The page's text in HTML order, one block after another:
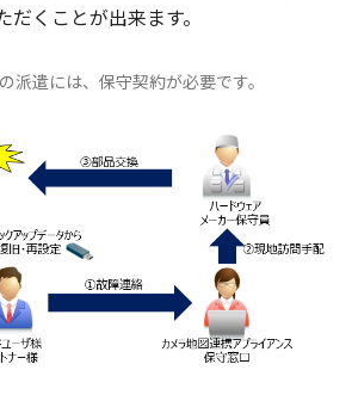
くことが出来ます。
派遣には、保守契約が必要です。